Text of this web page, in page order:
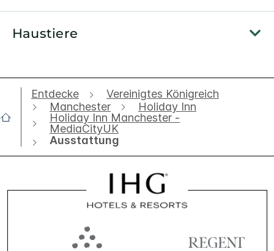
Haustiere
Entdecke
Vereinigtes Königreich
Manchester
Holiday Inn
Holiday Inn Manchester -
MediaCityUK
Ausstattung